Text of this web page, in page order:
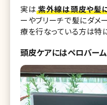
実は 紫外線は頭皮や髪
ーやブリーチで髪にダメ
療を行なっている方は特
頭皮ケアにはペロバー